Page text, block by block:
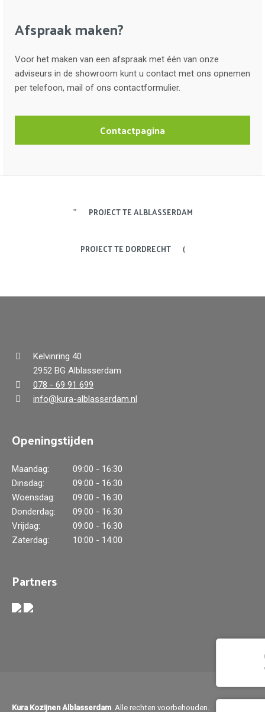
Afspraak maken?
Voor het maken van een afspraak met één van onze
adviseurs in de showroom kunt u contact met ons opnemen
per telefoon, mail of ons contactformulier.
Contactpagina
PROJECT TE ALBLASSERDAM
PROJECT TE DORDRECHT
Kelvinring 40
2952 BG Alblasserdam
078 - 69 91 699
info@kura-alblasserdam.nl
Openingstijden
Maandag:
09:00 - 16:30
Dinsdag:
09:00 - 16:30
Woensdag:
09:00 - 16:30
Donderdag:
09:00 - 16:30
Vrijdag:
09:00 - 16:30
Zaterdag:
10:00 - 14:00
Partners
Kura Kozijnen Alblasserdam. Alle rechten voorbehouden.